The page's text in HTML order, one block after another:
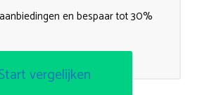
en bespaar tot 30%
vergelijken